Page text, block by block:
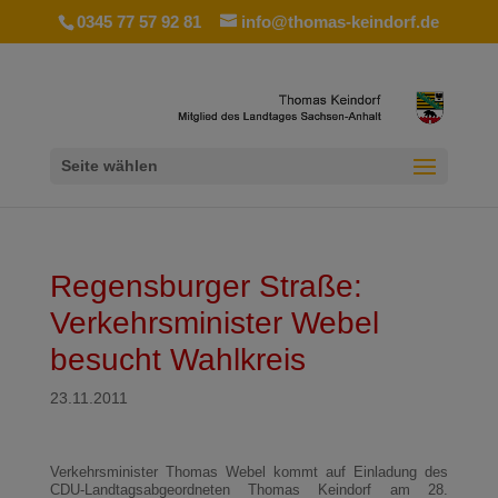
0345 77 57 92 81 info@thomas-keindorf.de
Seite wählen
Regensburger Straße:
Verkehrsminister Webel
besucht Wahlkreis
23.11.2011
Verkehrsminister Thomas Webel kommt auf Einladung des
CDU-Landtagsabgeordneten Thomas Keindorf am 28.